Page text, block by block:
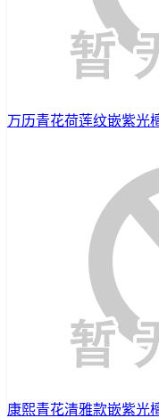
万历青花荷莲纹嵌紫光
康熙青花清雅款嵌紫光